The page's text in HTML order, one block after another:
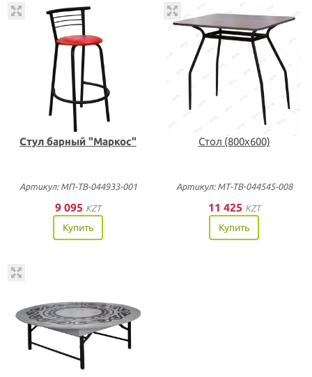
Стул барный "Маркос"
Артикул: МП-ТВ-044933-001
9 095 KZT
Купить
Стол (800х600)
Артикул: МТ-ТВ-044545-008
11 425 KZT
Купить